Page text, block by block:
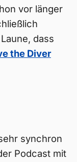
vor länger
dass
the Diver
synchron
Podcast mit